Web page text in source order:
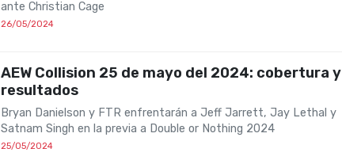
ante Christian Cage
26/05/2024
AEW Collision 25 de mayo del 2024: cobertura y
resultados
Bryan Danielson y FTR enfrentarán a Jeff Jarrett, Jay Lethal y
Satnam Singh en la previa a Double or Nothing 2024
25/05/2024